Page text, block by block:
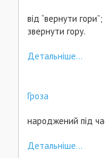
від “вернути
звернути гору.
Детальніше...
Гроза
народжений під
Детальніше...